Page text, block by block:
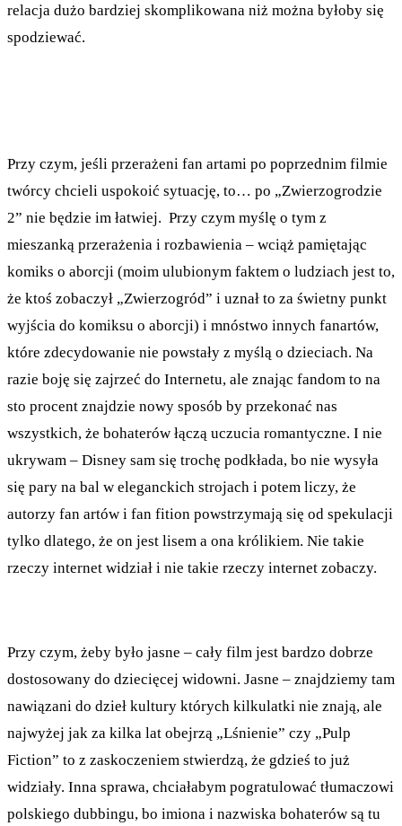
relacja dużo bardziej skomplikowana niż można byłoby się
spodziewać.
Przy czym, jeśli przerażeni fan artami po poprzednim filmie
twórcy chcieli uspokoić sytuację, to… po „Zwierzogrodzie
2” nie będzie im łatwiej. Przy czym myślę o tym z
mieszanką przerażenia i rozbawienia – wciąż pamiętając
komiks o aborcji (moim ulubionym faktem o ludziach jest to,
że ktoś zobaczył „Zwierzogród” i uznał to za świetny punkt
wyjścia do komiksu o aborcji) i mnóstwo innych fanartów,
które zdecydowanie nie powstały z myślą o dzieciach. Na
razie boję się zajrzeć do Internetu, ale znając fandom to na
sto procent znajdzie nowy sposób by przekonać nas
wszystkich, że bohaterów łączą uczucia romantyczne. I nie
ukrywam – Disney sam się trochę podkłada, bo nie wysyła
się pary na bal w eleganckich strojach i potem liczy, że
autorzy fan artów i fan fition powstrzymają się od spekulacji
tylko dlatego, że on jest lisem a ona królikiem. Nie takie
rzeczy internet widział i nie takie rzeczy internet zobaczy.
Przy czym, żeby było jasne – cały film jest bardzo dobrze
dostosowany do dziecięcej widowni. Jasne – znajdziemy tam
nawiązani do dzieł kultury których kilkulatki nie znają, ale
najwyżej jak za kilka lat obejrzą „Lśnienie” czy „Pulp
Fiction” to z zaskoczeniem stwierdzą, że gdzieś to już
widziały. Inna sprawa, chciałabym pogratulować tłumaczowi
polskiego dubbingu, bo imiona i nazwiska bohaterów są tu